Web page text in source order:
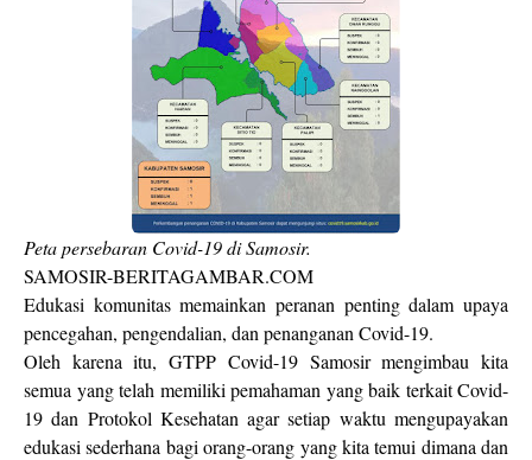
Peta persebaran Covid-19 di Samosir.
SAMOSIR-BERITAGAMBAR.COM
Edukasi komunitas memainkan peranan penting dalam upaya
pencegahan, pengendalian, dan penanganan Covid-19.
Oleh karena itu, GTPP Covid-19 Samosir mengimbau kita
semua yang telah memiliki pemahaman yang baik terkait Covid-
19 dan Protokol Kesehatan agar setiap waktu mengupayakan
edukasi sederhana bagi orang-orang yang kita temui dimana dan